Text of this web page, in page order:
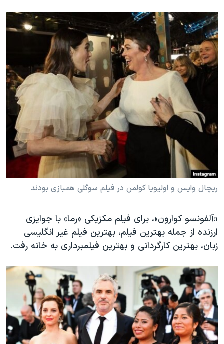
ریچال وایس و اولیویا کولمن در فیلم سوگلی همبازی بودند
«آلفونسو کوارون»، برای فیلم مکزیکی «رما» با جوایزی
ارزنده از جمله بهترین فیلم، بهترین فیلم غیر انگلیسی
زبان، بهترین کارگردانی و بهترین فیلمبرداری به خانه رفت.